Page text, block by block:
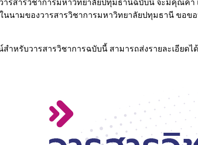
รสารวิชาการมหาวิทยาลัยปทุมธานีฉบับนี้ จะมีคุณค่
ในนามของวารสารวิชาการมหาวิทยาลัยปทุมธานี ข
หรับวารสารวิชาการฉบับนี้ สามารถส่งรายละเอียดไ